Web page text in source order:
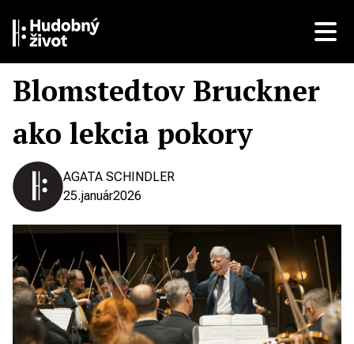
Blomstedtov Bruckner
ako lekcia pokory
AGATA SCHINDLER
25.január2026